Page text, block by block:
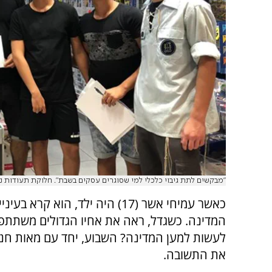
"מבקשים לתת גיבוי כלכלי למי שסוגרים עסקים בשבת". חלוקת תעודות
כאשר עמיחי אשר (17) היה ילד,
המדינה. כשגדל, ראה את אחיו הגדולים
לעשות למען המדינה? השבוע, יחד עם מאות
את התשובה.